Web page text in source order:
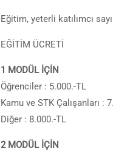
Eğitim, yeterli katılımcı
EĞİTİM ÜCRETİ
1 MODÜL İÇİN
Öğrenciler : 5.000.-TL
Kamu ve STK Çalışanları :
Diğer : 8.000.-TL
2 MODÜL İÇİN